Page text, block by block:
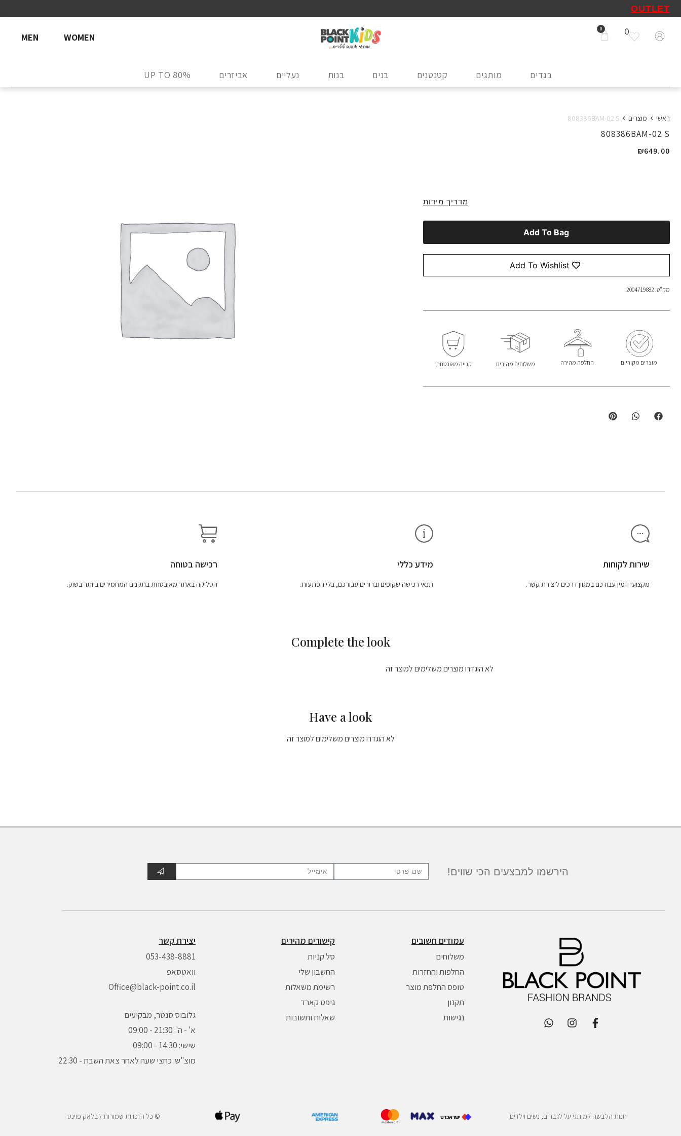
OUTLET
0
WOMEN
MEN
בגדים מותגים קטנטנים בנים בנות נעליים אביזרים UP TO 80%
ראשי מוצרים 808386BAM-02 S
808386BAM-02 S
₪649.00
מדריך מידות
Add To Bag
Add To Wishlist
מק"ט: 2004719882
מוצרים מקוריים החלפה מהירה משלוחים מהירים קנייה מאובטחת
שירות לקוחות
מקצועי וזמין עבורכם במגוון דרכים ליצירת קשר.
מידע כללי
תנאי רכישה שקופים וברורים עבורכם, בלי הפתעות.
רכישה בטוחה
הסליקה באתר מאובטחת בתקנים המחמירים ביותר בשוק.
Complete the look
לא הוגדרו מוצרים משלימים למוצר זה
Have a look
לא הוגדרו מוצרים משלימים למוצר זה
הירשמו למבצעים הכי שווים!
עמודים חשובים
משלוחים
החלפות והחזרות
טופס החלפת מוצר
תקנון
נגישות
קישורים מהירים
סל קניות
החשבון שלי
רשימת משאלות
גיפט קארד
שאלות ותשובות
יצירת קשר
053-438-8881
וואטסאפ
Office@black-point.co.il
גלובוס סנטר, מבקיעים
א' - ה': 21:30 - 09:00
שישי: 14:30 - 09:00
מוצ"ש: כחצי שעה לאחר צאת השבת - 22:30
חנות הלבשה למותגי על לגברים, נשים וילדים © כל הזכויות שמורות לבלאק פוינט